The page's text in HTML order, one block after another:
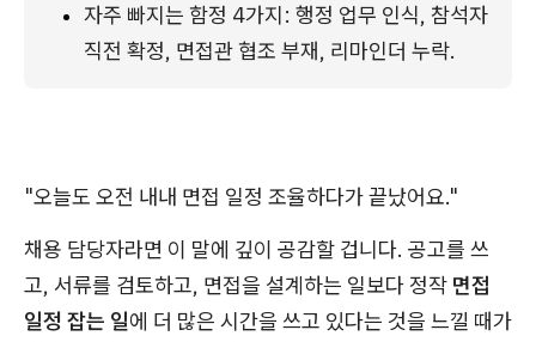
자주 빠지는 함정 4가지: 행정 업무 인식, 참석자
직전 확정, 면접관 협조 부재, 리마인더 누락.
"오늘도 오전 내내 면접 일정 조율하다가 끝났어요."
채용 담당자라면 이 말에 깊이 공감할 겁니다. 공고를 쓰
고, 서류를 검토하고, 면접을 설계하는 일보다 정작 면접
일정 잡는 일에 더 많은 시간을 쓰고 있다는 것을 느낄 때가